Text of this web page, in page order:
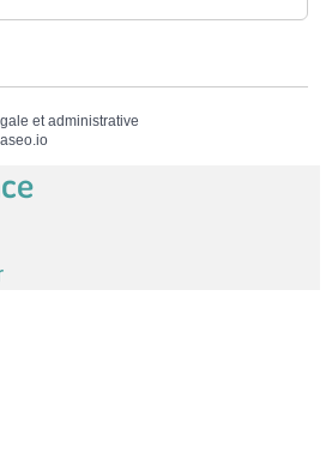
et administrative